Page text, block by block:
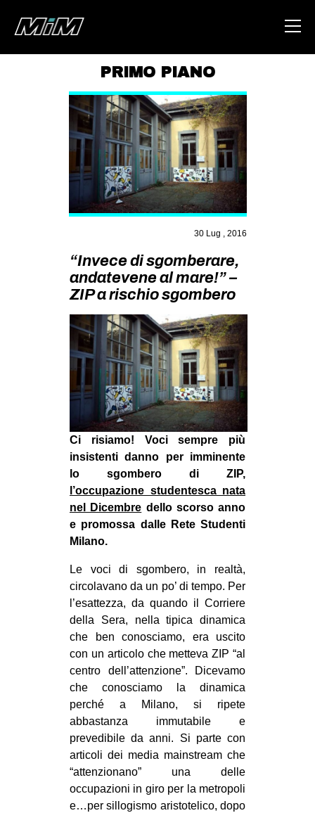
ABOUT
AREA
DEGENERAZIONE
GAZA FREESTYLE
STUDENTI TSUNAMI
ZAM
MILANO
MOBILITAZIONI
SPAZI
SPORT POPOLARE
MOVIMENTI
ANTIFASCISMO
DIRITTO ALL’ABITARE
GENERI
PRECARIATO
REPRESSIONE
STUDENTI
CULTURE
ARTE
CINEMA
MANIFESTI
MUSICA
INTERNAZIONALE
PRIMO PIANO
30 Lug , 2016
“Invece di sgomberare,
andatevene al mare!” –
ZIP a rischio sgombero
Ci risiamo! Voci sempre più
insistenti danno per imminente
lo sgombero di ZIP,
l’occupazione studentesca nata
nel Dicembre dello scorso anno
e promossa dalle Rete Studenti
Milano.
Le voci di sgombero, in realtà,
circolavano da un po’ di tempo. Per
l’esattezza, da quando il Corriere
della Sera, nella tipica dinamica
che ben conosciamo, era uscito
con un articolo che metteva ZIP “al
centro dell’attenzione”. Dicevamo
che conosciamo la dinamica
perché a Milano, si ripete
abbastanza immutabile e
prevedibile da anni. Si parte con
articoli dei media mainstream che
“attenzionano” una delle
occupazioni in giro per la metropoli
e…per sillogismo aristotelico, dopo